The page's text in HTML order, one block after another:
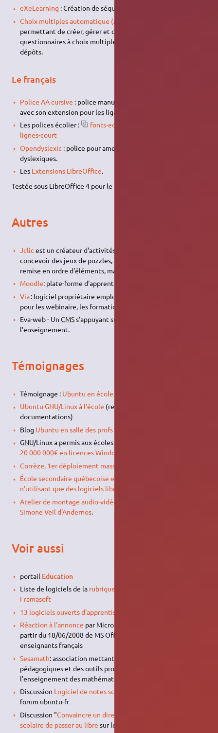
eXeLearning : Création de séquences d'apprentissage
Choix multiples automatique (AMC)
permettant de créer, gérer et corriger automatiquement des
questionnaires à choix multiples (QCM). Présent dans les
dépôts.
Le français
Police AA cursive : police manuscrite, comme la maîtresse
avec son extension pour les ligatures des polices aacursive.
Les polices écolier :
fonts-ecolier-court,fonts-ecolier-
lignes-court
Opendyslexic : police pour ameliorer la lecture des
dyslexiques.
Les Extensions LibreOffice.
Testée sous LibreOffice 4 pour le francais.
Autres
Jclic est un créateur d'activités pédagogiques. Il permet de
concevoir des jeux de puzzles, d'associations, de dictée, de
remise en ordre d'éléments, mathématiques, de langues…
Moodle: plate-forme d'apprentissage en ligne
Via: logiciel propriétaire employé par l'éducation nationale
pour les webinaire, les formations ou les conférences.
Eva-web - Un CMSs'appuyant sur
l'enseignement.
Témoignages
Témoignage : Ubuntu en école secondaire belge
Ubuntu GNU/Linux à l'école (retours d'experience, conseils,
documentations)
Blog Ubuntu en salle des profs
GNU/Linux a permis aux écoles d'Extremadura d'
20 000 000€ en licences Windows
Corrèze, 1er déploiement massif d'Ubuntu dans les collèges
École secondaire québecoise entièrement sous Ubuntu et
n'utilisant que des logiciels libres
Atelier de montage audio-vidéo libre au lycée Nord Bassin
Simone Veil d'Andernos.
Voir aussi
portail Education
Liste de logiciels de la rubrique "Enseignement" de
Framasoft
13 logiciels ouverts d'apprentissage en ligne
Réaction à l'annonce par Microsoft de la diffusion gratuite à
partir du 18/06/2008 de MS Office2007 à tous les
enseignants français
Sesamath: association mettant à disposition des ressources
pédagogiques et des outils professionnels utilisés pour
l'enseignement des mathématiques via l'internet.
Discussion Logiciel de notes scolaires sous Ubuntu
forum ubuntu-fr
Discussion "Convaincre un directeur d'établissement
scolaire de passer au libre sur le forum ubuntu-fr